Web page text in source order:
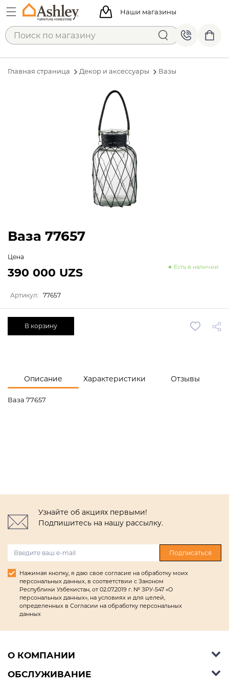
Наши магазины
Главная страница Декор и аксессуары Вазы
Описание Характеристики Отзывы
Ваза 77657
Ваза 77657
Цена
Есть в наличии
390 000 UZS
Артикул: 77657
В корзину
Узнайте об акциях первыми!
Подпишитесь на нашу рассылку.
Подписаться
Нажимая кнопку, я даю свое согласие на обработку моих
персональных данных, в соответствии с Законом
Республики Узбекистан, от 02.07.2019 г. № ЗРУ-547 «О
персональных данных», на условиях и для целей,
определенных в Согласии на обработку персональных
данных
О КОМПАНИИ
Об Ashley Furniture HomeStore
ОБСЛУЖИВАНИЕ